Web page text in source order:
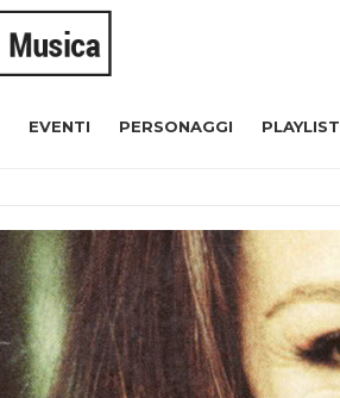
EVENTI PERSONAGGI PLAYLIST